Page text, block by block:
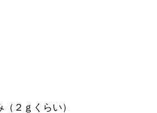
２ｇくらい）